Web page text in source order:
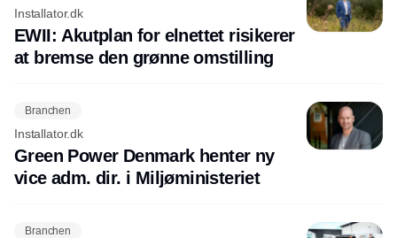
Installator.dk
EWII: Akutplan for elnettet risikerer
at bremse den grønne omstilling
Branchen
Installator.dk
Green Power Denmark henter ny
vice adm. dir. i Miljøministeriet
Branchen